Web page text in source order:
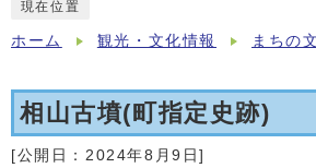
現在位置
ホーム 観光・文化情報 まちの
相山古墳(町指定史跡)
[公開日： 2024年8月9日]